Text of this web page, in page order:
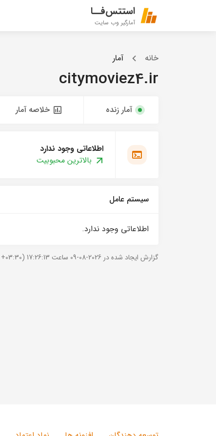
استتس‌فــا
آمارگیر وب سایت
خانه آمار
citymoviez4.ir
آمار زنده خلاصه آمار
اطلاعاتی وجود ندارد
بالاترین محبوبیت
سیستم عامل
اطلاعاتی وجود ندارد.
گزارش ایجاد شده در 2026-08-09 ساعت 17:26:13 (UTC +03:30).